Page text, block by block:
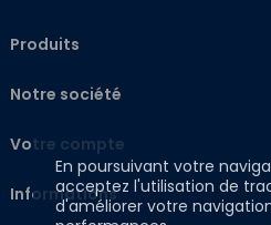
En poursuivant votre
acceptez l'utilisation de
d'améliorer votre
Produits
Notre société
Votre compte
Informations